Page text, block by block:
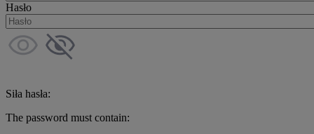
Hasło
Siła hasła:
The password must contain: